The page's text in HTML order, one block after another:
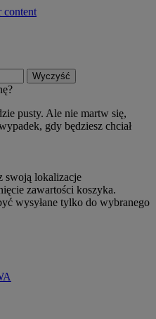
content
Wyczyść
pusty. Ale nie martw się,
gdy będziesz chciał
swoją lokalizacje
zawartości koszyka.
wysyłane tylko do wybranego